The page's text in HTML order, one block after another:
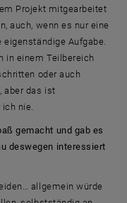
Projekt mitgearbeitet
auch, wenn es nur eine
eigenständige Aufgabe.
in einem Teilbereich
oder auch
aber das ist
nie.
gemacht und gab es
deswegen interessiert
allgemein würde